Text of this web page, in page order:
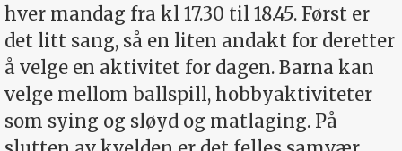
hver mandag fra kl 17.30 til 18.45. Først er
det litt sang, så en liten andakt for deretter
å velge en aktivitet for dagen. Barna kan
velge mellom ballspill, hobbyaktiviteter
som sying og sløyd og matlaging. På